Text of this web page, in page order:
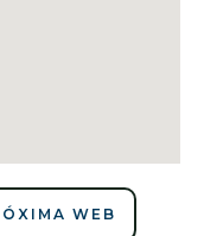
WEB